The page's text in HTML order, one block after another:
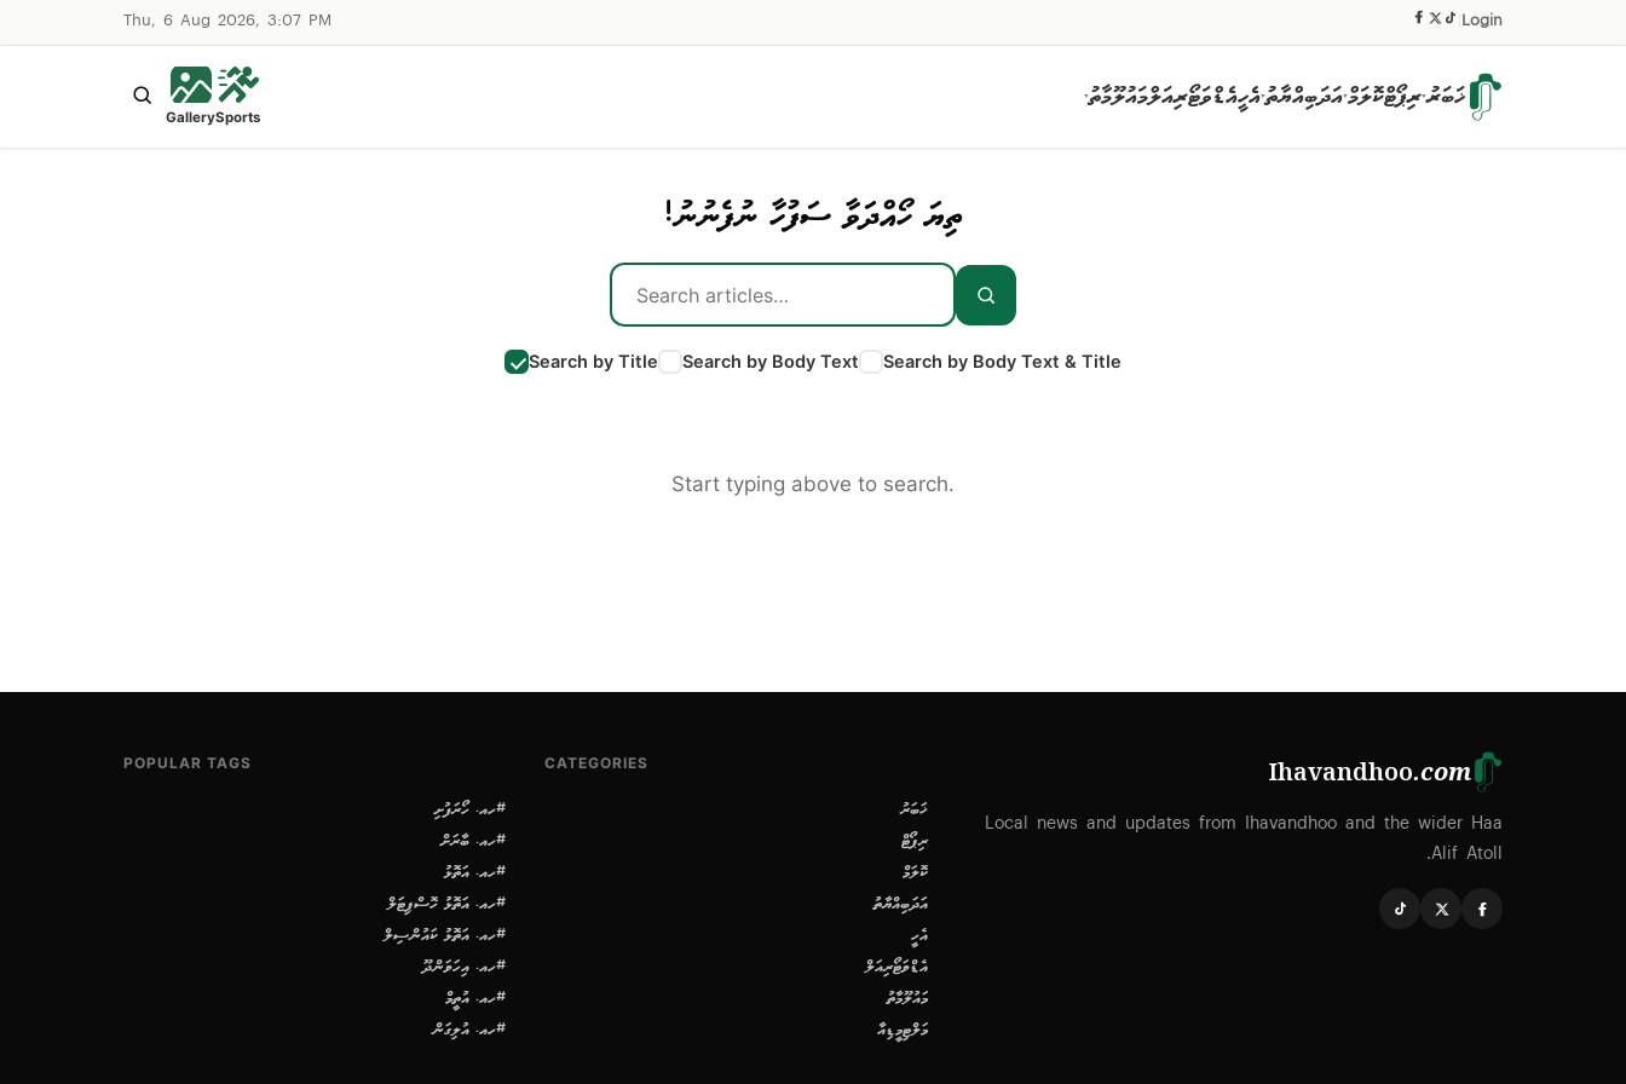
Thu, 6 Aug 2026, 3:07 PM Login
ޚަބަރު▾ރިޕޯޓްކޮލަމް▾އަދަބިއްޔާތު▾އެހީއެޑްވަޓޯރިއަލްމައުލޫމާތު▾
Sports
Gallery
ތިޔަ ހޯއްދަވާ ސަފުހާ ނުފެނުނު!
Search by Title Search by Body Text Search by Body Text & Title
Start typing above to search.
Ihavandhoo.com
Local news and updates from Ihavandhoo and the wider Haa
Alif Atoll.
CATEGORIES
ޚަބަރު
ރިޕޯޓް
ކޮލަމް
އަދަބިއްޔާތު
އެހީ
އެޑްވަޓޯރިއަލް
މައުލޫމާތު
މަލްޓިމީޑިއާ
POPULAR TAGS
#ހއ. ހޯރަފުށި
#ހއ. ބާރަށް
#ހއ. އަތޮޅު
#ހއ. އަތޮޅު ހޮސްޕިޓަލް
#ހއ. އަތޮޅު ކައުންސިލް
#ހއ. އިހަވަންދޫ
#ހއ. އުތީމް
#ހއ. އުލިގަން